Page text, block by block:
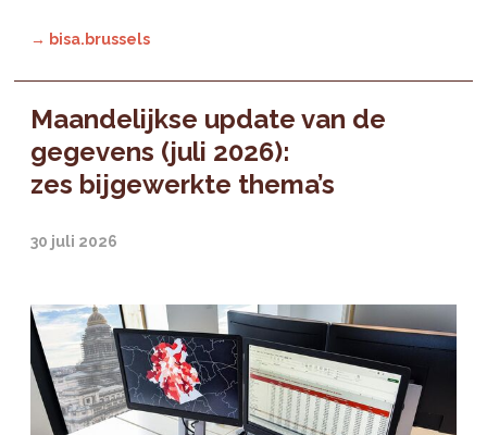
→ bisa.brussels
Maandelijkse update van de
gegevens (juli 2026):
zes bijgewerkte thema’s
30 juli 2026